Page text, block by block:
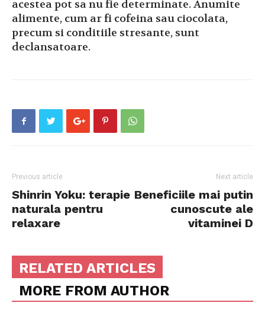
acestea pot sa nu fie determinate. Anumite
alimente, cum ar fi cofeina sau ciocolata,
precum si conditiile stresante, sunt
declansatoare.
Previous article
Shinrin Yoku: terapie
naturala pentru
relaxare
Next article
Beneficiile mai putin
cunoscute ale
vitaminei D
RELATED ARTICLES
MORE FROM AUTHOR